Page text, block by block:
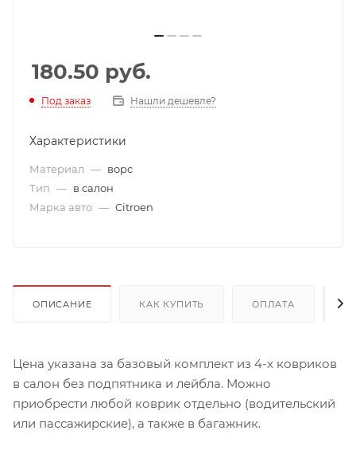
180.50 руб.
Под заказ Нашли дешевле?
Характеристики
Материал — ворс
Тип — в салон
Марка авто — Citroen
ОПИСАНИЕ КАК КУПИТЬ ОПЛАТА
Цена указана за базовый комплект из 4-х ковриков
в салон без подпятника и лейбла. Можно
приобрести любой коврик отдельно (водительский
или пассажирские), а также в багажник.